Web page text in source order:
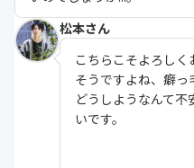
松本さん
こちらこそよろしく
そうですよね、 癖っ
どうしよう なんて不
いです。